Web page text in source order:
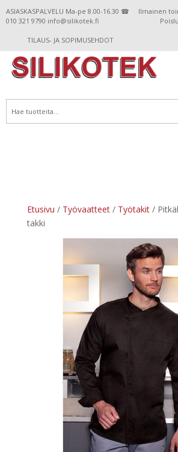
ASIASKASPALVELU Ma-pe 8.00-16.30 ☎
010 321 9790 info@silikotek.fi
Ilmainen
TILAUS- JA SOPIMUSEHDOT
Etusivu / Työvaatteet/ Työtakit/
takki